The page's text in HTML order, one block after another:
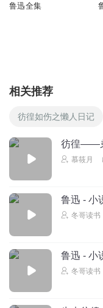
鲁迅全集
相关推荐
彷徨如伤之懒人日记
彷徨——
慕筱月
鲁迅 - 小
冬哥读书
鲁迅 - 小
冬哥读书